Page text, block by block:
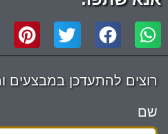
רוצים להתעדכן במבצעים
שם